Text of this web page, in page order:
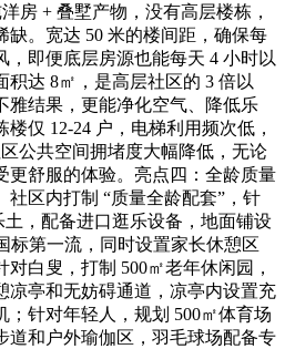
房 + 叠墅产物，没有高层楼栋，
缺。宽达 50 米的楼间距，确保每
，即便底层房源也能每天 4 小时以
积达 8㎡，是高层社区的 3 倍以
雅结果，更能净化空气、降低乐
仅 12-24 户，电梯利用频次低，
公共空间拥堵度大幅降低，无论
更舒服的体验。亮点四：全龄质量
区内打制 “质量全龄配套”，针
土，配备进口逛乐设备，地面铺设
标第一流，同时设置家长休憩区
白叟，打制 500㎡老年休闲园，
凉亭和无妨碍通道，凉亭内设置充
；针对年轻人，规划 500㎡体育场
道和户外瑜伽区，羽毛球场配备专